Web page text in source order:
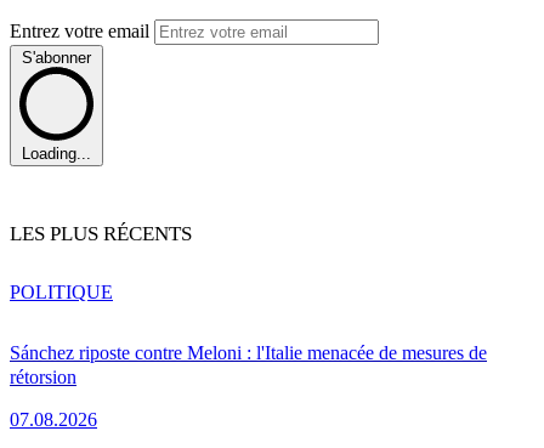
Entrez votre email
S'abonner
Loading...
LES PLUS RÉCENTS
Sánchez riposte contre Meloni : l'Italie menacée de mesures de
rétorsion
07.08.2026
POLITIQUE